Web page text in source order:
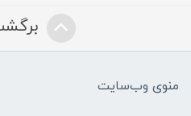
منوی وب‌سایت